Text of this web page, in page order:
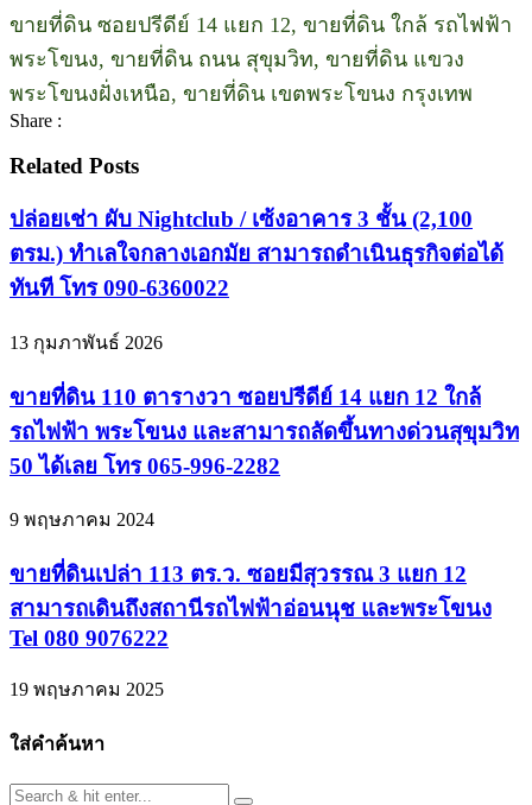
ขายที่ดิน ซอยปรีดีย์ 14 แยก 12, ขายที่ดิน ใกล้ รถไฟฟ้า
พระโขนง, ขายที่ดิน ถนน สุขุมวิท, ขายที่ดิน แขวง
พระโขนงฝั่งเหนือ, ขายที่ดิน เขตพระโขนง กรุงเทพ
Share :
Related Posts
ปล่อยเช่า ผับ Nightclub / เซ้งอาคาร 3 ชั้น (2,100
ตรม.) ทำเลใจกลางเอกมัย สามารถดำเนินธุรกิจต่อได้
ทันที โทร 090-6360022
13 กุมภาพันธ์ 2026
ขายที่ดิน 110 ตารางวา ซอยปรีดีย์ 14 แยก 12 ใกล้
รถไฟฟ้า พระโขนง และสามารถลัดขึ้นทางด่วนสุขุมวิท
50 ได้เลย โทร 065-996-2282
9 พฤษภาคม 2024
ขายที่ดินเปล่า 113 ตร.ว. ซอยมีสุวรรณ 3 แยก 12
สามารถเดินถึงสถานีรถไฟฟ้าอ่อนนุช และพระโขนง
Tel 080 9076222
19 พฤษภาคม 2025
ใส่คำค้นหา